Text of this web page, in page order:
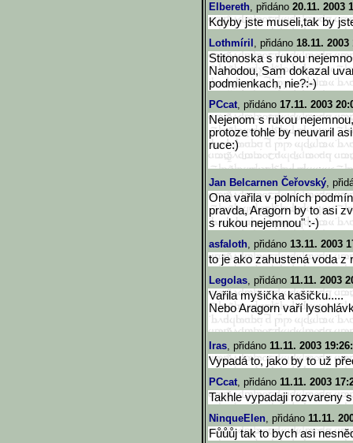
Elbereth, přidáno 20.11. 2003
Kdyby jste museli,tak by
Lothmíril , přidáno 18.11. 2003
Stitonoska s rukou
Nahodou, Sam dokazal
podmienkach, nie?:-)
PCcat, přidáno 17.11. 2003
Nejenom s rukou
protoze tohle by neuvaril
ruce:)
Jan Belcarnen Čeřovský,
Ona vařila v polních
pravda, Aragorn by to asi
s rukou nejemnou" :-)
asfaloth, přidáno 13.11. 2003
to je ako zahustená voda z
Legolas, přidáno 11.11. 2003
Vařila myšička kašičku.....
Nebo Aragorn vaří
Iras, přidáno 11.11. 2003
Vypadá to, jako by to už
PCcat, přidáno 11.11. 2003
Takhle vypadaji rozvareny
NinqueElen, přidáno 11.11.
Fůůůj tak to bych asi